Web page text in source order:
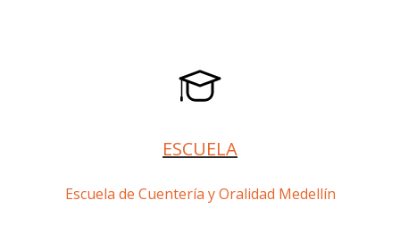
ESCUELA
Escuela de Cuentería y Oralidad Medellín